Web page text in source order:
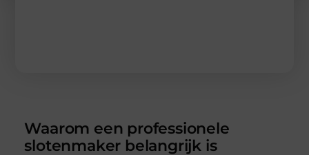
Waarom een professionele
slotenmaker belangrijk is